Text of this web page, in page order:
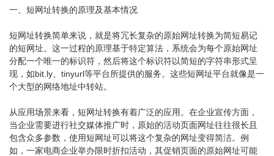
一、短网址转换的原理及基本情况
短网址转换简单来说，就是将冗长复杂的原始网址转换为简短易记
的短网址。这一过程的原理基于特定算法，系统会为每个原始网址
分配一个唯一的标识符，然后将这个标识符以简短的字符串形式呈
现，如bit.ly、tinyurl等平台所提供的服务。这些短网址平台就像是一
个大型的网络地址中转站。
从应用场景来看，短网址转换有着广泛的应用。在企业宣传方面，
当企业需要进行社交媒体推广时，原始的活动页面网址往往很长且
包含众多参数，使用短网址可以将这个复杂的网址变得简洁。例
如，一家电商企业举办限时折扣活动，其促销页面的原始网址可能